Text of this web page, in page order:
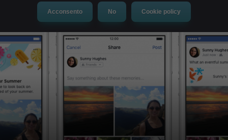
Acconsento No Cookie policy